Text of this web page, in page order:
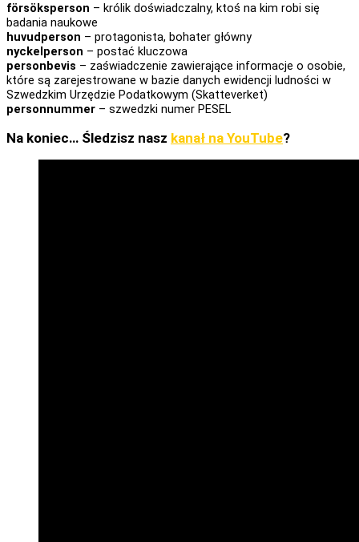
försöksperson – królik doświadczalny, ktoś na kim robi się
badania naukowe
huvudperson – protagonista, bohater główny
nyckelperson – postać kluczowa
personbevis – zaświadczenie zawierające informacje o osobie,
które są zarejestrowane w bazie danych ewidencji ludności w
Szwedzkim Urzędzie Podatkowym (Skatteverket)
personnummer – szwedzki numer PESEL
Na koniec… Śledzisz nasz kanał na YouTube?